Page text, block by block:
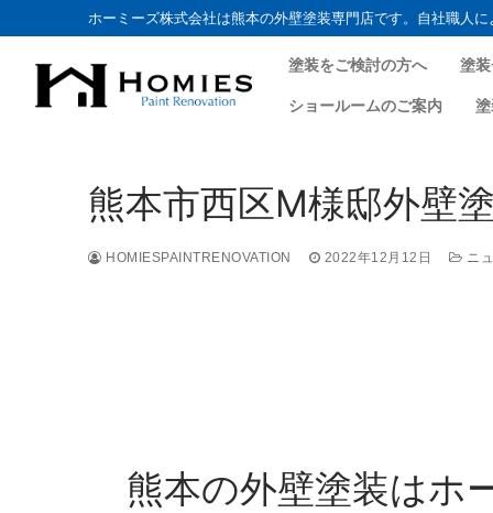
ホーミーズ株式会社は熊本の外壁塗装専門店です。自社職人
塗装をご検討の方へ 塗
ショールームのご案内
熊本市西区M様邸外壁
HOMIESPAINTRENOVATION 2022年12月12日 ニ
熊本の外壁塗装はホ